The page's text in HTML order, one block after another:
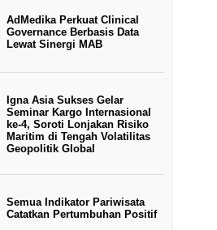
AdMedika Perkuat Clinical
Governance Berbasis Data
Lewat Sinergi MAB
Igna Asia Sukses Gelar
Seminar Kargo Internasional
ke-4, Soroti Lonjakan Risiko
Maritim di Tengah Volatilitas
Geopolitik Global
Semua Indikator Pariwisata
Catatkan Pertumbuhan Positif